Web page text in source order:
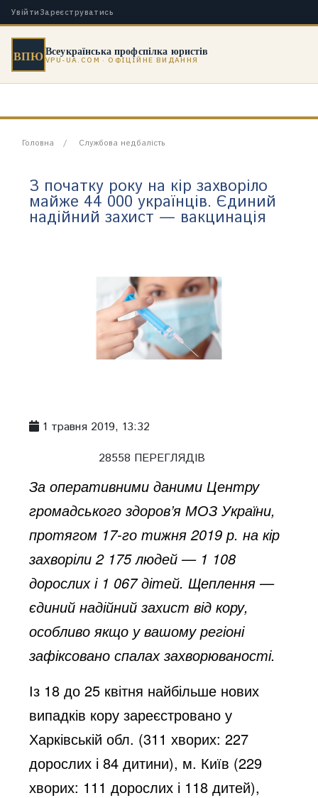
Увійти Зареєструватись
ВПЮВсеукраїнська профспілка юристів
VPU-UA.COM · ОФІЦІЙНЕ ВИДАННЯ
Головна Службова недбалість
З початку року на кір захворіло
майже 44 000 українців. Єдиний
надійний захист — вакцинація
1 травня 2019, 13:32
28558 ПЕРЕГЛЯДІВ
За оперативними даними Центру
громадського здоров’я МОЗ України,
протягом 17-го тижня 2019 р. на кір
захворіли 2 175 людей — 1 108
дорослих і 1 067 дітей. Щеплення —
єдиний надійний захист від кору,
особливо якщо у вашому регіоні
зафіксовано спалах захворюваності.
Із 18 до 25 квітня найбільше нових
випадків кору зареєстровано у
Харківській обл. (311 хворих: 227
дорослих і 84 дитини), м. Київ (229
хворих: 111 дорослих і 118 дитей),